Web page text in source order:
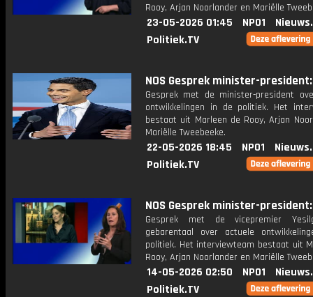
Rooy, Arjan Noorlander en Mariëlle
23-05-2026 01:45 NPO1
Politiek.TV
NOS Gesprek minister-
Gesprek met de minister-president
ontwikkelingen in de politiek. Het
bestaat uit Marleen de Rooy, Arjan
Mariëlle Tweebeeke.
22-05-2026 18:45 NPO1
Politiek.TV
NOS Gesprek minister-
Gesprek met de vicepremier
gebarentaal over actuele
politiek. Het interviewteam bestaat uit
Rooy, Arjan Noorlander en Mariëlle
14-05-2026 02:50 NPO1
Politiek.TV